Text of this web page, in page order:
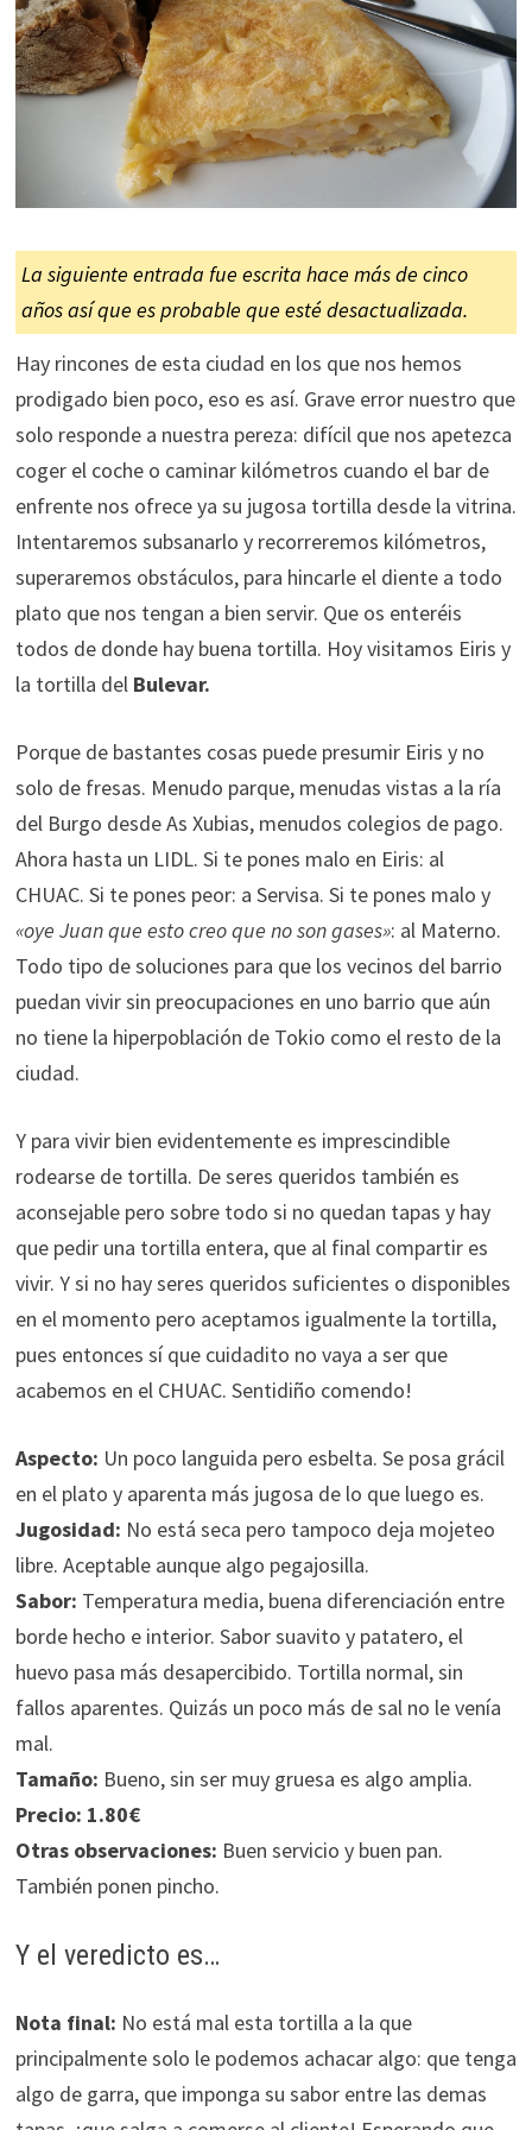
La siguiente entrada fue escrita hace más de cinco
años así que es probable que esté desactualizada.
Hay rincones de esta ciudad en los que nos hemos
prodigado bien poco, eso es así. Grave error nuestro que
solo responde a nuestra pereza: difícil que nos apetezca
coger el coche o caminar kilómetros cuando el bar de
enfrente nos ofrece ya su jugosa tortilla desde la vitrina.
Intentaremos subsanarlo y recorreremos kilómetros,
superaremos obstáculos, para hincarle el diente a todo
plato que nos tengan a bien servir. Que os enteréis
todos de donde hay buena tortilla. Hoy visitamos Eiris y
la tortilla del Bulevar.
Porque de bastantes cosas puede presumir Eiris y no
solo de fresas. Menudo parque, menudas vistas a la ría
del Burgo desde As Xubias, menudos colegios de pago.
Ahora hasta un LIDL. Si te pones malo en Eiris: al
CHUAC. Si te pones peor: a Servisa. Si te pones malo y
«oye Juan que esto creo que no son gases»: al Materno.
Todo tipo de soluciones para que los vecinos del barrio
puedan vivir sin preocupaciones en uno barrio que aún
no tiene la hiperpoblación de Tokio como el resto de la
ciudad.
Y para vivir bien evidentemente es imprescindible
rodearse de tortilla. De seres queridos también es
aconsejable pero sobre todo si no quedan tapas y hay
que pedir una tortilla entera, que al final compartir es
vivir. Y si no hay seres queridos suficientes o disponibles
en el momento pero aceptamos igualmente la tortilla,
pues entonces sí que cuidadito no vaya a ser que
acabemos en el CHUAC. Sentidiño comendo!
Aspecto: Un poco languida pero esbelta. Se posa grácil
en el plato y aparenta más jugosa de lo que luego es.
Jugosidad: No está seca pero tampoco deja mojeteo
libre. Aceptable aunque algo pegajosilla.
Sabor: Temperatura media, buena diferenciación entre
borde hecho e interior. Sabor suavito y patatero, el
huevo pasa más desapercibido. Tortilla normal, sin
fallos aparentes. Quizás un poco más de sal no le venía
mal.
Tamaño: Bueno, sin ser muy gruesa es algo amplia.
Precio: 1.80€
Otras observaciones: Buen servicio y buen pan.
También ponen pincho.
Y el veredicto es…
Nota final: No está mal esta tortilla a la que
principalmente solo le podemos achacar algo: que tenga
algo de garra, que imponga su sabor entre las demas